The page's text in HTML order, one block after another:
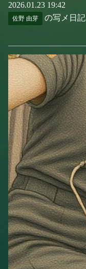
2026.01.23 19:42
佐野 由芽 の写メ日記